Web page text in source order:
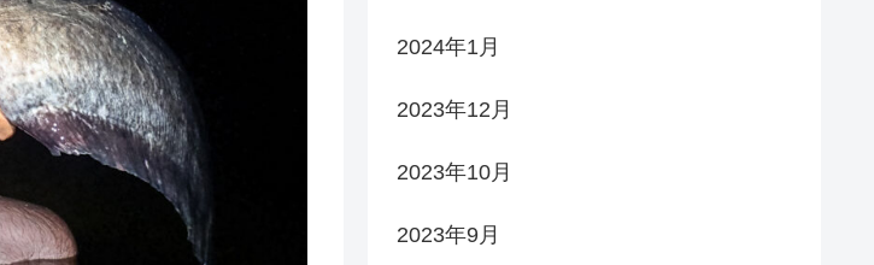
2024年1月
2023年12月
2023年10月
2023年9月